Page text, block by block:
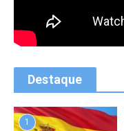
Destaque
1